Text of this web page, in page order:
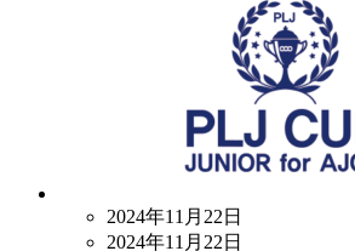
2024年11月22日
2024年11月22日